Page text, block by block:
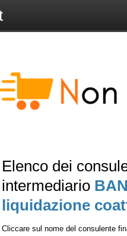
Elenco dei
intermediario
liquidazione
Cliccare sul nome del consulente